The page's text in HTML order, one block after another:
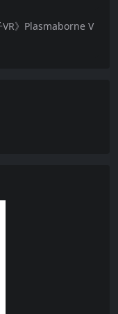
》Plasmaborne V